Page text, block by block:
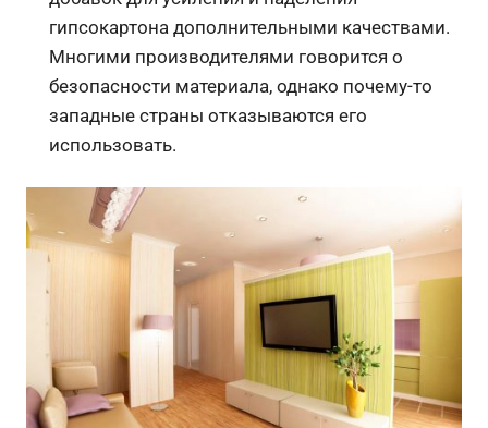
гипсокартона дополнительными качествами.
Многими производителями говорится о
безопасности материала, однако почему-то
западные страны отказываются его
использовать.